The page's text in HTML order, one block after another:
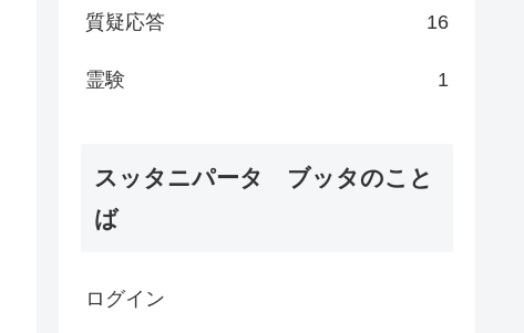
質疑応答 16
霊験 1
スッタニパータ ブッタのこと
ば
ログイン